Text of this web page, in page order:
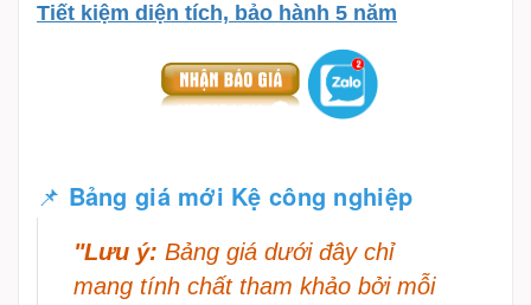
Tiết kiệm diện tích, bảo hành 5 năm
📌 Bảng giá mới Kệ công nghiệp
"Lưu ý: Bảng giá dưới đây chỉ
mang tính chất tham khảo bởi mỗi